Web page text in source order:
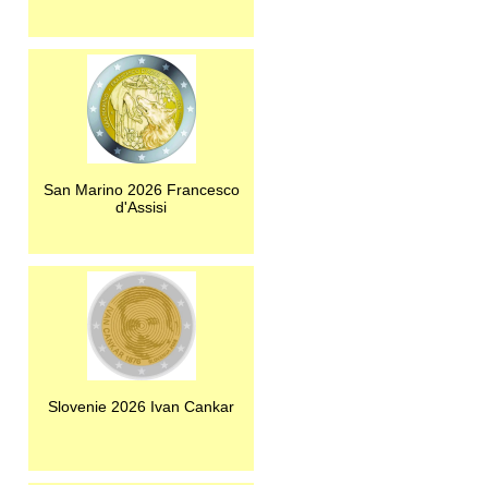
San Marino 2026 Francesco
d'Assisi
Slovenie 2026 Ivan Cankar